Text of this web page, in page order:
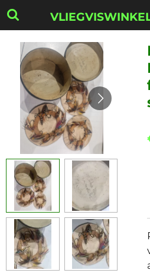
Ga
direct
naar
hoofdinhoud